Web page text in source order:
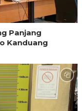
Panjang
Kanduang